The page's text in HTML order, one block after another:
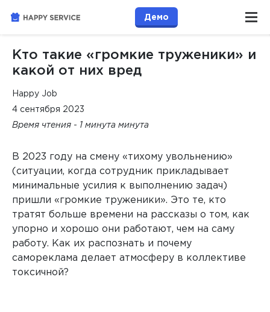
Демо
Кто такие «громкие труженики» и
какой от них вред
Happy Job
4 сентября 2023
Время чтения - 1 минута минута
В 2023 году на смену «тихому увольнению»
(ситуации, когда сотрудник прикладывает
минимальные усилия к выполнению задач)
пришли «громкие труженики». Это те, кто
тратят больше времени на рассказы о том, как
упорно и хорошо они работают, чем на саму
работу. Как их распознать и почему
самореклама делает атмосферу в коллективе
токсичной?